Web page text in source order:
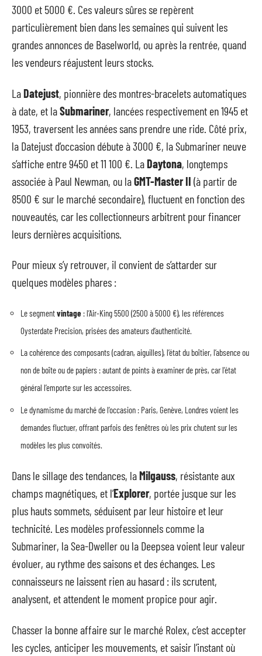
3000 et 5000 €. Ces valeurs sûres se repèrent
particulièrement bien dans les semaines qui suivent les
grandes annonces de Baselworld, ou après la rentrée, quand
les vendeurs réajustent leurs stocks.
LaDatejust, pionnière des montres-bracelets automatiques
à date, et laSubmariner, lancées respectivement en 1945 et
1953, traversent les années sans prendre une ride. Côté prix,
la Datejust d’occasion débute à 3000 €, la Submariner neuve
s’affiche entre 9450 et 11 100 €. LaDaytona, longtemps
associée à Paul Newman, ou laGMT-Master II (à partir de
8500 € sur le marché secondaire), fluctuent en fonction des
nouveautés, car les collectionneurs arbitrent pour financer
leurs dernières acquisitions.
Pour mieux s’y retrouver, il convient de s’attarder sur
quelques modèles phares :
Le segmentvintage : l’Air-King 5500 (2500 à 5000 €), les références
Oysterdate Precision, prisées des amateurs d’authenticité.
La cohérence des composants (cadran, aiguilles), l’état du boîtier, l’absence ou
non de boîte ou de papiers : autant de points à examiner de près, car l’état
général l’emporte sur les accessoires.
Le dynamisme du marché de l’occasion : Paris, Genève, Londres voient les
demandes fluctuer, offrant parfois des fenêtres où les prix chutent sur les
modèles les plus convoités.
Dans le sillage des tendances, laMilgauss, résistante aux
champs magnétiques, et l’Explorer, portée jusque sur les
plus hauts sommets, séduisent par leur histoire et leur
technicité. Les modèles professionnels comme la
Submariner, la Sea-Dweller ou la Deepsea voient leur valeur
évoluer, au rythme des saisons et des échanges. Les
connaisseurs ne laissent rien au hasard : ils scrutent,
analysent, et attendent le moment propice pour agir.
Chasser la bonne affaire sur le marché Rolex, c’est accepter
les cycles, anticiper les mouvements, et saisir l’instant où